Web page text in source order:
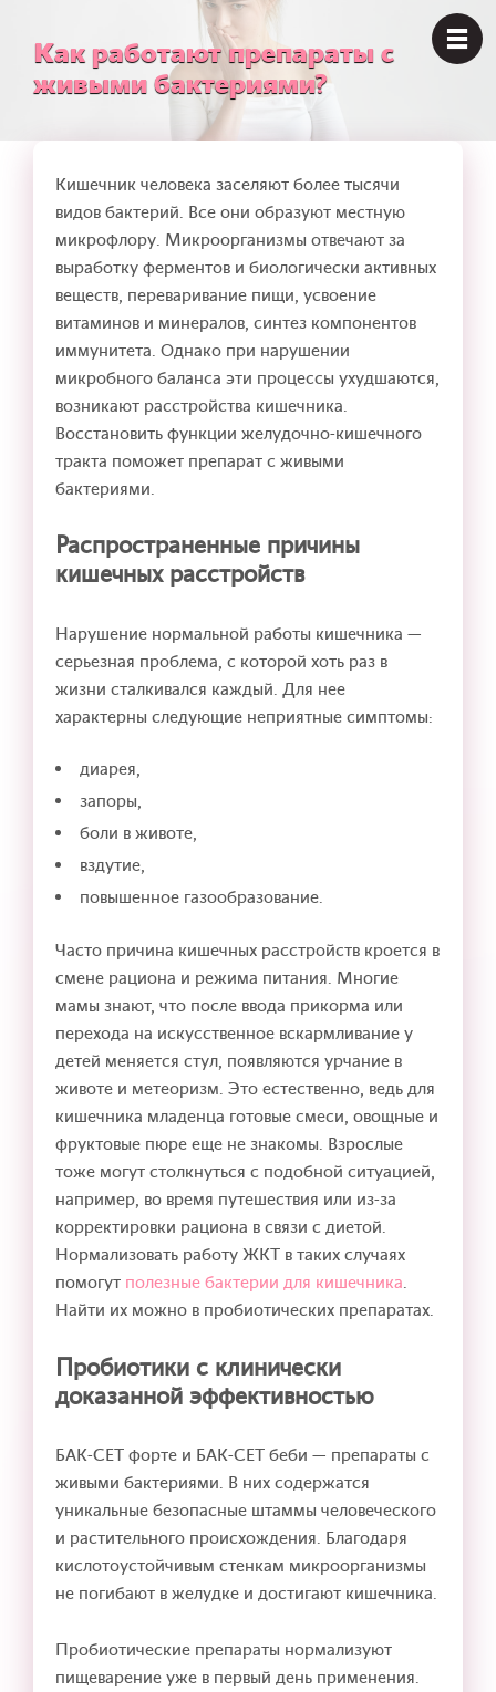
Как работают препараты с
живыми бактериями?
Кишечник человека заселяют более тысячи
видов бактерий. Все они образуют местную
микрофлору. Микроорганизмы отвечают за
выработку ферментов и биологически активных
веществ, переваривание пищи, усвоение
витаминов и минералов, синтез компонентов
иммунитета. Однако при нарушении
микробного баланса эти процессы ухудшаются,
возникают расстройства кишечника.
Восстановить функции желудочно-кишечного
тракта поможет препарат с живыми
бактериями.
Распространенные причины
кишечных расстройств
Нарушение нормальной работы кишечника —
серьезная проблема, с которой хоть раз в
жизни сталкивался каждый. Для нее
характерны следующие неприятные симптомы:
диарея,
запоры,
боли в животе,
вздутие,
повышенное газообразование.
Часто причина кишечных расстройств кроется в
смене рациона и режима питания. Многие
мамы знают, что после ввода прикорма или
перехода на искусственное вскармливание у
детей меняется стул, появляются урчание в
животе и метеоризм. Это естественно, ведь для
кишечника младенца готовые смеси, овощные и
фруктовые пюре еще не знакомы. Взрослые
тоже могут столкнуться с подобной ситуацией,
например, во время путешествия или из-за
корректировки рациона в связи с диетой.
Нормализовать работу ЖКТ в таких случаях
помогут полезные бактерии для кишечника.
Найти их можно в пробиотических препаратах.
Пробиотики с клинически
доказанной эффективностью
БАК-СЕТ форте и БАК-СЕТ беби — препараты с
живыми бактериями. В них содержатся
уникальные безопасные штаммы человеческого
и растительного происхождения. Благодаря
кислотоустойчивым стенкам микроорганизмы
не погибают в желудке и достигают кишечника.
Пробиотические препараты нормализуют
пищеварение уже в первый день применения.